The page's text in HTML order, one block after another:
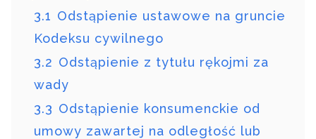
3.1 Odstąpienie ustawowe na gruncie
Kodeksu cywilnego
3.2 Odstąpienie z tytułu rękojmi za
wady
3.3 Odstąpienie konsumenckie od
umowy zawartej na odległość lub